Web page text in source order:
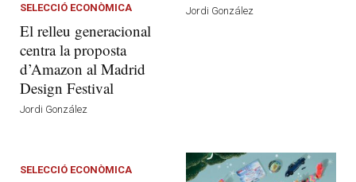
SELECCIÓ ECONÒMICA
El relleu generacional
centra la proposta
d’Amazon al Madrid
Design Festival
Jordi González
Jordi González
SELECCIÓ ECONÒMICA